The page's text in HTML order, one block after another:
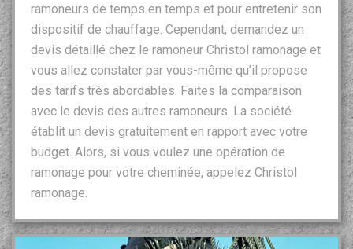
ramoneurs de temps en temps et pour entretenir son
dispositif de chauffage. Cependant, demandez un
devis détaillé chez le ramoneur Christol ramonage et
vous allez constater par vous-même qu’il propose
des tarifs très abordables. Faites la comparaison
avec le devis des autres ramoneurs. La société
établit un devis gratuitement en rapport avec votre
budget. Alors, si vous voulez une opération de
ramonage pour votre cheminée, appelez Christol
ramonage.